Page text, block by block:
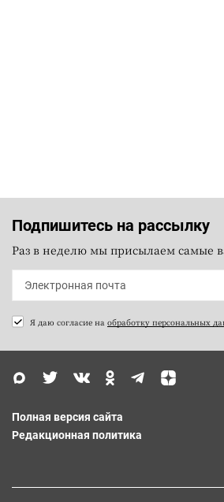
Подпишитесь на рассылку
Раз в неделю мы присылаем самые
Я даю согласие на обработку персональных
Полная версия сайта
Редакционная политика